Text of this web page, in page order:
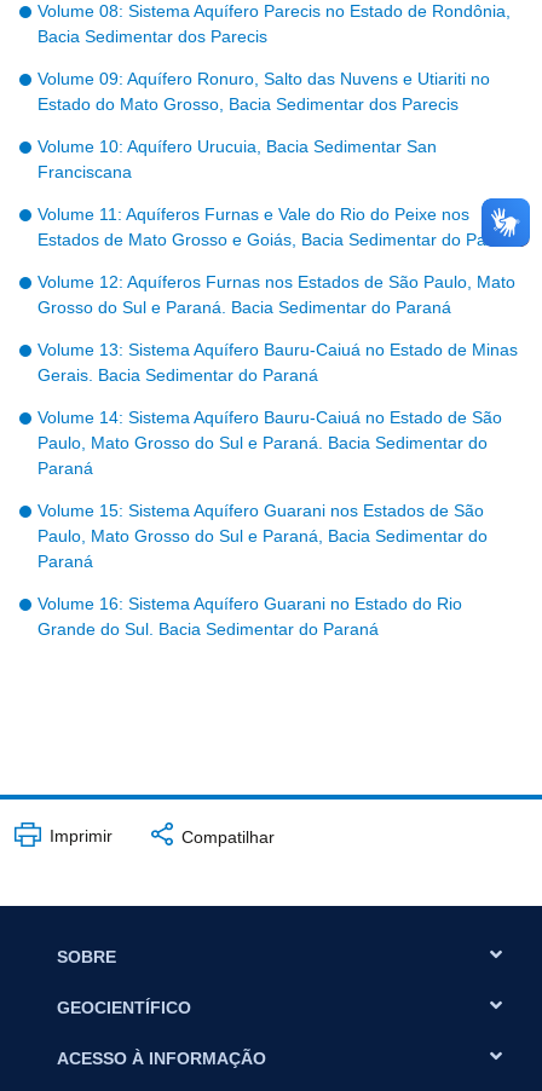
Volume 08: Sistema Aquífero Parecis no Estado de Rondônia,
Bacia Sedimentar dos Parecis
Volume 09: Aquífero Ronuro, Salto das Nuvens e Utiariti no
Estado do Mato Grosso, Bacia Sedimentar dos Parecis
Volume 10: Aquífero Urucuia, Bacia Sedimentar San
Franciscana
Volume 11: Aquíferos Furnas e Vale do Rio do Peixe nos
Estados de Mato Grosso e Goiás, Bacia Sedimentar do Paraná
Volume 12: Aquíferos Furnas nos Estados de São Paulo, Mato
Grosso do Sul e Paraná. Bacia Sedimentar do Paraná
Volume 13: Sistema Aquífero Bauru-Caiuá no Estado de Minas
Gerais. Bacia Sedimentar do Paraná
Volume 14: Sistema Aquífero Bauru-Caiuá no Estado de São
Paulo, Mato Grosso do Sul e Paraná. Bacia Sedimentar do
Paraná
Volume 15: Sistema Aquífero Guarani nos Estados de São
Paulo, Mato Grosso do Sul e Paraná, Bacia Sedimentar do
Paraná
Volume 16: Sistema Aquífero Guarani no Estado do Rio
Grande do Sul. Bacia Sedimentar do Paraná
Imprimir Compatilhar
SOBRE
GEOCIENTÍFICO
ACESSO À INFORMAÇÃO